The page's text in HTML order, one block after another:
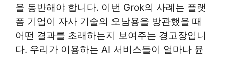
을 동반해야 합니다. 이번 Grok의 사례는 플랫
폼 기업이 자사 기술의 오남용을 방관했을 때
어떤 결과를 초래하는지 보여주는 경고장입니
다. 우리가 이용하는 AI 서비스들이 얼마나 윤